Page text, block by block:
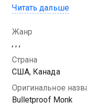
монах должен
Читать дальше
Жанр
, , ,
Страна
США, Канада
Оригинальное
Bulletproof Monk